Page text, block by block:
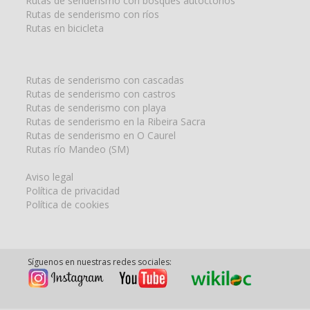
Rutas de senderismo con ríos
Rutas en bicicleta
Rutas de senderismo con cascadas
Rutas de senderismo con castros
Rutas de senderismo con playa
Rutas de senderismo en la Ribeira Sacra
Rutas de senderismo en O Caurel
Rutas río Mandeo (SM)
Aviso legal
Política de privacidad
Política de cookies
Síguenos en nuestras redes sociales: